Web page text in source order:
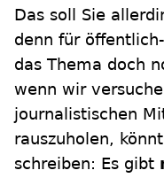
Das soll Sie
denn für
das Thema doch
wenn wir
journalistischen
rauszuholen,
schreiben: Es gibt